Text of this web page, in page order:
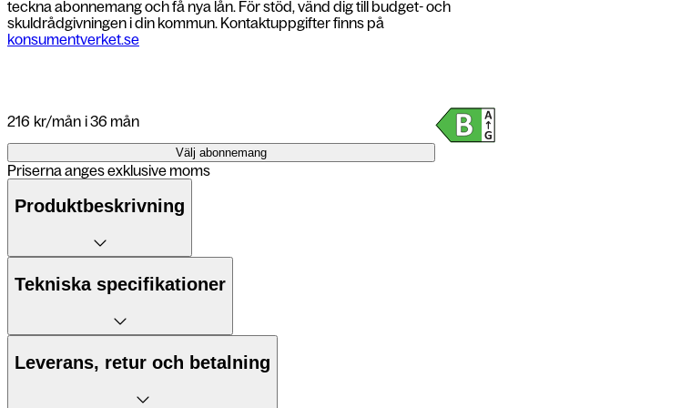
teckna abonnemang och få nya lån. För stöd, vänd dig till budget- och
skuldrådgivningen i din kommun. Kontaktuppgifter finns på
konsumentverket.se
216 kr/mån i 36 mån
Välj abonnemang
Priserna anges exklusive moms
Produktbeskrivning
5 fördelar:
2. Kraftfull A18-chip för hög prestanda
3. Imponerande Super Retina XDR-skärm
Tekniska specifikationer
Leverans, retur och betalning